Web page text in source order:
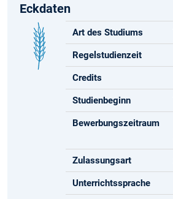
Eckdaten
Art des Studiums
Regelstudienzeit
Credits
Studienbeginn
Bewerbungszeitraum
Zulassungsart
Unterrichtssprache